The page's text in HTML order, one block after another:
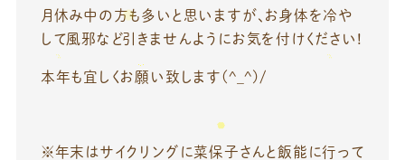
月休み中の方も多いと思いますが、お身体を冷や
して風邪など引きませんようにお気を付けください!
本年も宜しくお願い致します(^_^)/
※年末はサイクリングに菜保子さんと飯能に行って